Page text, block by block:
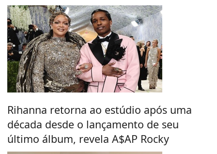
Rihanna retorna ao estúdio após uma
década desde o lançamento de seu
último álbum, revela A$AP Rocky